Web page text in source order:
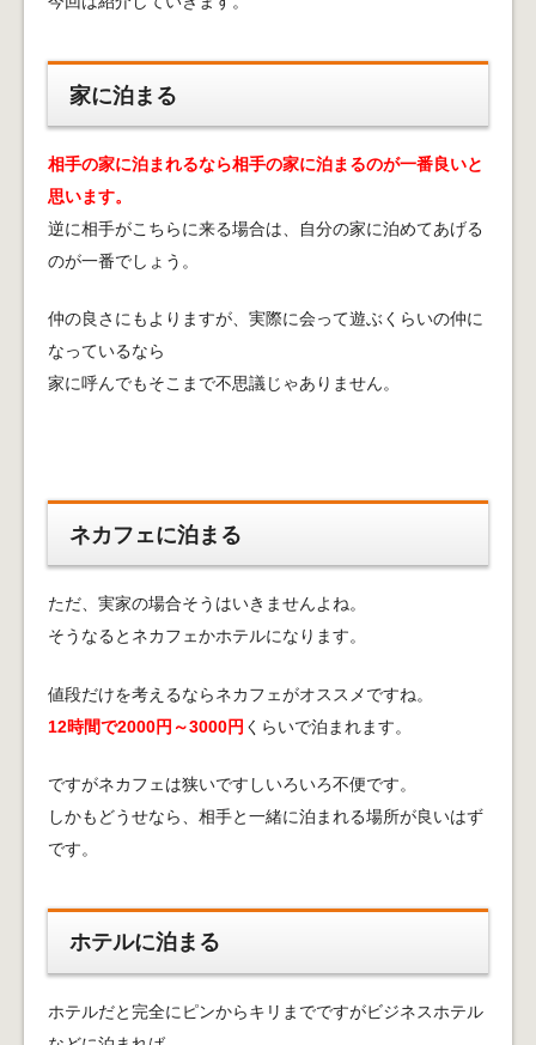
家に泊まる
相手の家に泊まれるなら相手の家に泊まるのが一番良いと
思います。
逆に相手がこちらに来る場合は、自分の家に泊めてあげる
のが一番でしょう。
仲の良さにもよりますが、実際に会って遊ぶくらいの仲に
なっているなら
家に呼んでもそこまで不思議じゃありません。
ネカフェに泊まる
ただ、実家の場合そうはいきませんよね。
そうなるとネカフェかホテルになります。
値段だけを考えるならネカフェがオススメですね。
12時間で2000円～3000円 くらいで泊まれます。
ですがネカフェは狭いですしいろいろ不便です。
しかもどうせなら、相手と一緒に泊まれる場所が良いはず
です。
ホテルに泊まる
ホテルだと完全にピンからキリまでですがビジネスホテル